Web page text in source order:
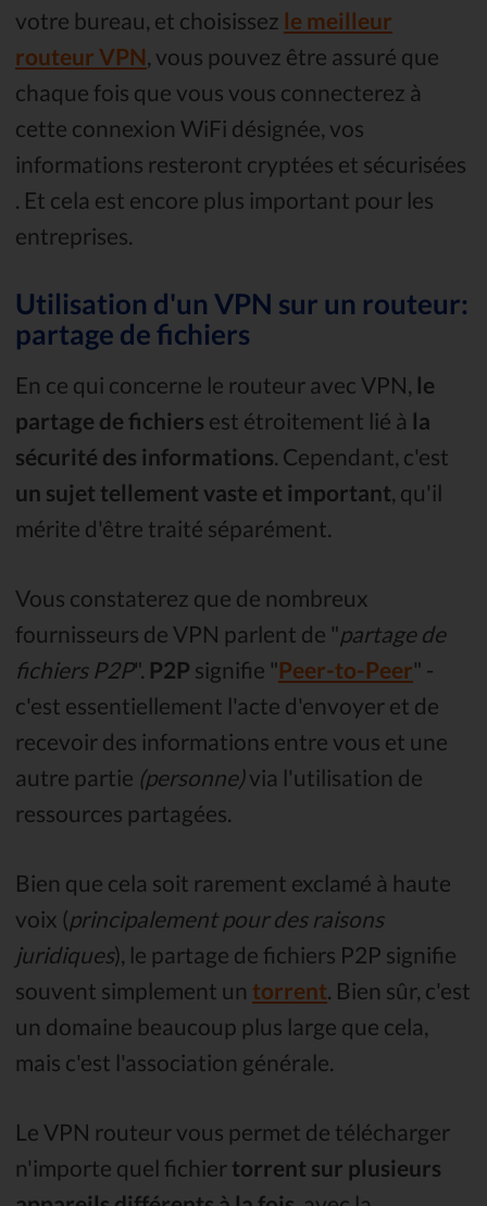
votre bureau, et choisissez le meilleur
routeur VPN, vous pouvez être assuré que
chaque fois que vous vous connecterez à
cette connexion WiFi désignée, vos
informations resteront cryptées et sécurisées
. Et cela est encore plus important pour les
entreprises.
Utilisation d'un VPN sur un routeur:
partage de fichiers
En ce qui concerne le routeur avec VPN, le
partage de fichiers est étroitement lié à la
sécurité des informations . Cependant, c'est
un sujet tellement vaste et important , qu'il
mérite d'être traité séparément.
Vous constaterez que de nombreux
fournisseurs de VPN parlent de "partage de
fichiers P2P". P2P signifie "Peer-to-Peer" -
c'est essentiellement l'acte d'envoyer et de
recevoir des informations entre vous et une
autre partie (personne)via l'utilisation de
ressources partagées.
Bien que cela soit rarement exclamé à haute
voix (principalement pour des raisons
juridiques), le partage de fichiers P2P signifie
souvent simplement un torrent . Bien sûr, c'est
un domaine beaucoup plus large que cela,
mais c'est l'association générale.
Le VPN routeur vous permet de télécharger
n'importe quel fichier torrent sur plusieurs